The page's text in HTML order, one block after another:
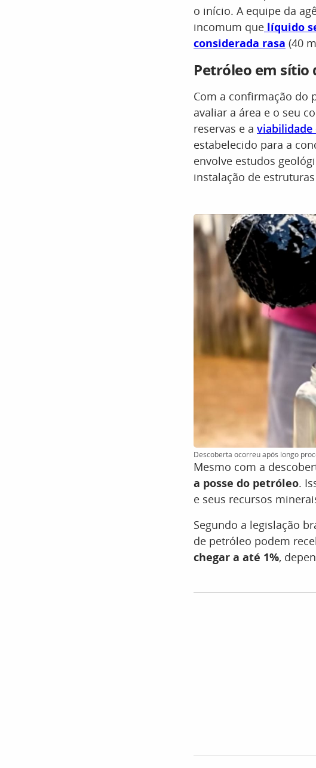
o início. A equipe da
incomum que líquido
considerada rasa (40
Petróleo em
Com a confirmação do
avaliar a área e o seu
reservas e a viabilidade
estabelecido para a
envolve estudos
instalação de
Descoberta ocorreu após longo
Mesmo com a
a posse do petróleo.
e seus recursos
Segundo a legislação
de petróleo podem
chegar a até 1%,